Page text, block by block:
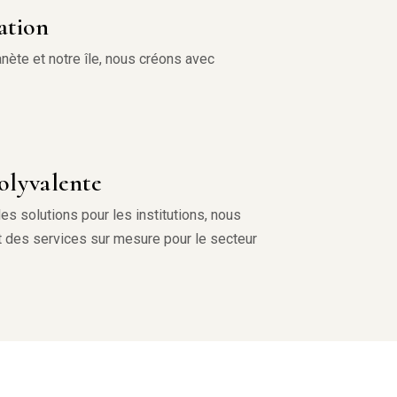
et notre île, nous créons avec
solutions pour les institutions, nous
services sur mesure pour le secteur